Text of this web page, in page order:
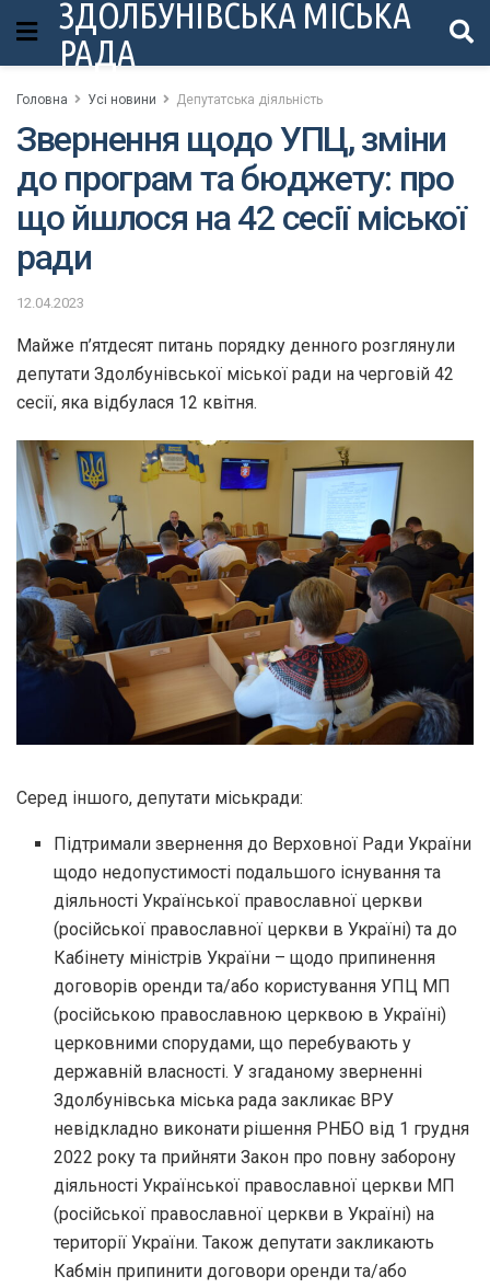
ЗДОЛБУНІВСЬКА МІСЬКА
РАДА
Головна Усі новини Депутатська діяльність
Звернення щодо УПЦ, зміни
до програм та бюджету: про
що йшлося на 42 сесії міської
ради
12.04.2023
Майже п’ятдесят питань порядку денного розглянули
депутати Здолбунівської міської ради на черговій 42
сесії, яка відбулася 12 квітня.
Серед іншого, депутати міськради:
Підтримали звернення до Верховної Ради України
щодо недопустимості подальшого існування та
діяльності Української православної церкви
(російської православної церкви в Україні) та до
Кабінету міністрів України – щодо припинення
договорів оренди та/або користування УПЦ МП
(російською православною церквою в Україні)
церковними спорудами, що перебувають у
державній власності. У згаданому зверненні
Здолбунівська міська рада закликає ВРУ
невідкладно виконати рішення РНБО від 1 грудня
2022 року та прийняти Закон про повну заборону
діяльності Української православної церкви МП
(російської православної церкви в Україні) на
території України. Також депутати закликають
Кабмін припинити договори оренди та/або